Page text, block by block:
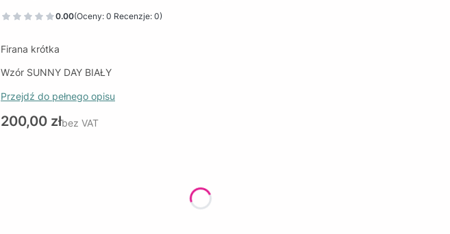
0.00(Oceny: 0 Recenzje: 0)
Firana krótka
Wzór SUNNY DAY BIAŁY
Przejdź do pełnego opisu
Cena
200,00 złbez VAT